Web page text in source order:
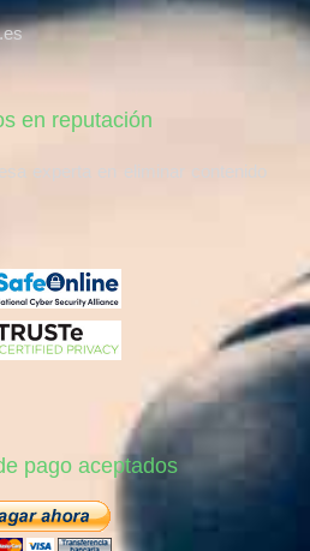
en reputación
experta en eliminar contenido
pago aceptados